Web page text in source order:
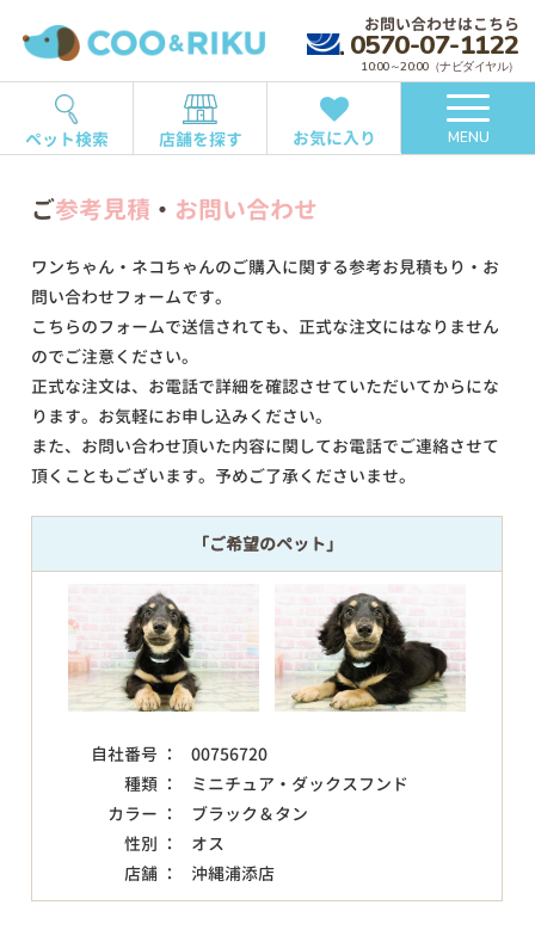
お問い合わせはこちら
0570-07-1122
10:00～20:00（ナビダイヤル）
ペット検索 店舗を探す お気に入り MENU
ご参考見積 ・ お問い合わせ
ワンちゃん・ネコちゃんのご購入に関する参考お見積もり・お
問い合わせフォームです。
こちらのフォームで送信されても、正式な注文にはなりません
のでご注意ください。
正式な注文は、お電話で詳細を確認させていただいてからにな
ります。お気軽にお申し込みください。
また、お問い合わせ頂いた内容に関してお電話でご連絡させて
頂くこともございます。予めご了承くださいませ。
「ご希望のペット」
自社番号 ：
00756720
種類 ：
ミニチュア・ダックスフンド
カラー ：
ブラック＆タン
性別 ：
オス
店舗 ：
沖縄浦添店